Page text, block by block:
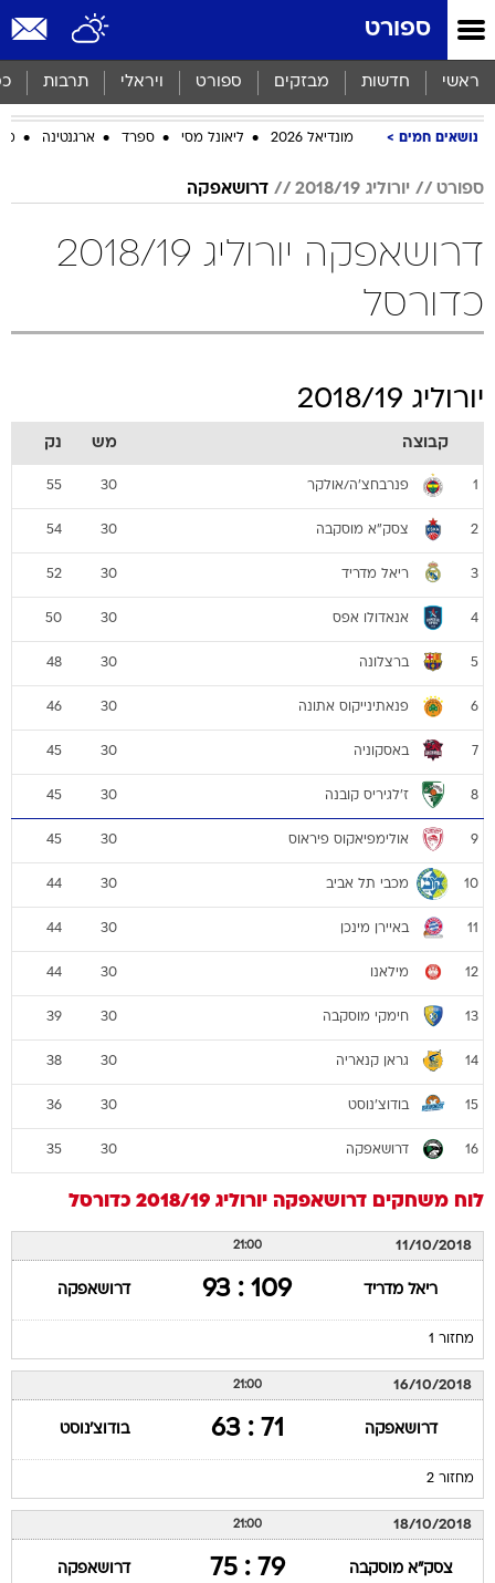
ספורט
ראשי חדשות מבזקים ספורט ויראלי תרבות
נושאים חמים מונדיאל 2026 ליאונל מסי ספרד ארגנטינה
ספורט יורוליג 2018/19 דרושאפקה
דרושאפקה יורוליג 2018/19
כדורסל
יורוליג 2018/19
קבוצה מש נק
1 פנרבחצ'ה/אולקר 30
55
2 צסק"א מוסקבה 30
54
3 ריאל מדריד 30
52
4 אנאדולו אפס 30
50
5 ברצלונה 30
48
6 פנאתינייקוס אתונה 30
46
7 באסקוניה 30
45
8 ז'לגיריס קובנה 30
45
9 אולימפיאקוס פיראוס 30
45
10 מכבי תל אביב 30
44
11 באיירן מינכן 30
44
12 מילאנו 30
44
13 חימקי מוסקבה 30
39
14 גראן קנאריה 30
38
15 בודוצ'נוסט 30
36
16 דרושאפקה 30
35
לוח משחקים דרושאפקה יורוליג 2018/19 כדורסל
11/10/2018
21:00
ריאל מדריד 109 : 93 דרושאפקה
מחזור 1
16/10/2018
21:00
דרושאפקה 71 : 63 בודוצ'נוסט
מחזור 2
18/10/2018
21:00
צסק"א מוסקבה 79 : 75 דרושאפקה